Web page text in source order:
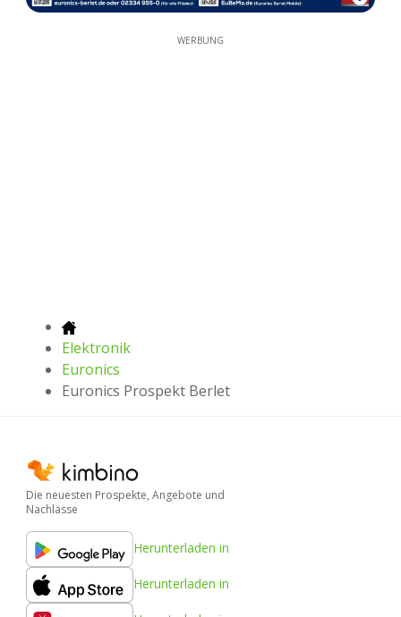
WERBUNG
Elektronik
Euronics
Euronics Prospekt Berlet
Die neuesten Prospekte, Angebote und
Nachlässe
Herunterladen in
Herunterladen in